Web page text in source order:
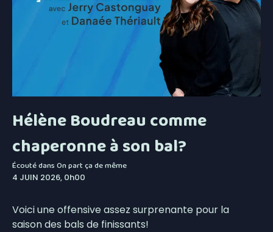
Hélène Boudreau comme
chaperonne à son bal?
Écouté dansOn part ça de même
4 JUIN 2026, 0h00
Voici une offensive assez surprenante pour la
saison des bals de finissants!